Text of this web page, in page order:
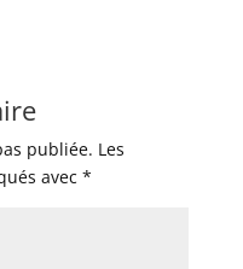
publiée. Les
avec *